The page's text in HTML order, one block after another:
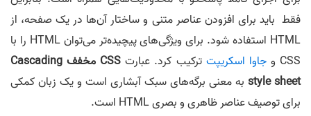
فقط باید برای افزودن عناصر متنی و ساختار آن‌ها در یک صفحه، از
HTML استفاده شود. برای ویژگی‌های پیچیده‌تر می‌توان HTML را با
CSS و
جاوا اسکریپت ترکیب کرد. عبارت
CSS مخفف Cascading
style sheet به معنی برگه‌های سبک آبشاری است و یک زبان کمکی
برای توصیف عناصر ظاهری و بصری HTML است.